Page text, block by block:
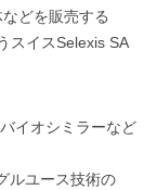
どを販売する
スイスSelexis SA
イオシミラーなど
ルユース技術の